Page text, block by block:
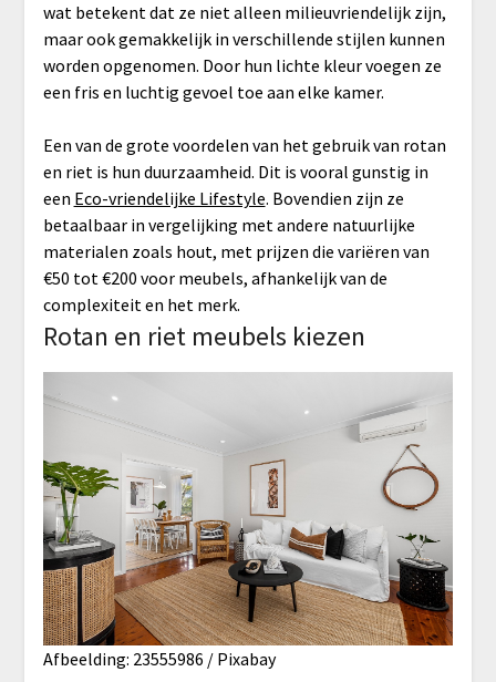
wat betekent dat ze niet alleen milieuvriendelijk zijn,
maar ook gemakkelijk in verschillende stijlen kunnen
worden opgenomen. Door hun lichte kleur voegen ze
een fris en luchtig gevoel toe aan elke kamer.
Een van de grote voordelen van het gebruik van rotan
en riet is hun duurzaamheid. Dit is vooral gunstig in
een Eco-vriendelijke Lifestyle. Bovendien zijn ze
betaalbaar in vergelijking met andere natuurlijke
materialen zoals hout, met prijzen die variëren van
€50 tot €200 voor meubels, afhankelijk van de
complexiteit en het merk.
Rotan en riet meubels kiezen
Afbeelding: 23555986 / Pixabay